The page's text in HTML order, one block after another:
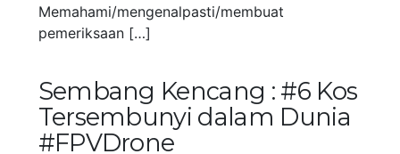
Memahami/mengenalpasti/membuat
pemeriksaan […]
Sembang Kencang : #6 Kos
Tersembunyi dalam Dunia
#FPVDrone